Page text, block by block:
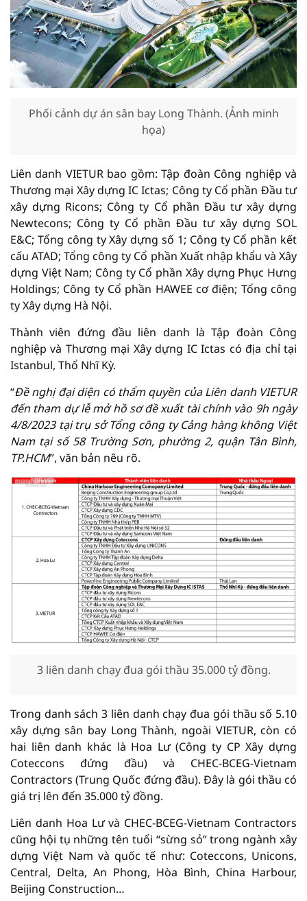
Phối cảnh dự án sân bay Long Thành. (Ảnh minh
họa)
Liên danh VIETUR bao gồm: Tập đoàn Công nghiệp và
Thương mại Xây dựng IC Ictas; Công ty Cổ phần Đầu tư
xây dựng Ricons; Công ty Cổ phần Đầu tư xây dựng
Newtecons; Công ty Cổ phần Đầu tư xây dựng SOL
E&C; Tổng công ty Xây dựng số 1; Công ty Cổ phần kết
cấu ATAD; Tổng công ty Cổ phần Xuất nhập khẩu và Xây
dựng Việt Nam; Công ty Cổ phần Xây dựng Phục Hưng
Holdings; Công ty Cổ phần HAWEE cơ điện; Tổng công
ty Xây dựng Hà Nội.
Thành viên đứng đầu liên danh là Tập đoàn Công
nghiệp và Thương mại Xây dựng IC Ictas có địa chỉ tại
Istanbul, Thổ Nhĩ Kỳ.
“Đề nghị đại diện có thẩm quyền của Liên danh VIETUR
đến tham dự lễ mở hồ sơ đề xuất tài chính vào 9h ngày
4/8/2023 tại trụ sở Tổng công ty Cảng hàng không Việt
Nam tại số 58 Trường Sơn, phường 2, quận Tân Bình,
TP.HCM”, văn bản nêu rõ.
3 liên danh chạy đua gói thầu 35.000 tỷ đồng.
Trong danh sách 3 liên danh chạy đua gói thầu số 5.10
xây dựng sân bay Long Thành, ngoài VIETUR, còn có
hai liên danh khác là Hoa Lư (Công ty CP Xây dựng
Coteccons đứng đầu) và CHEC-BCEG-Vietnam
Contractors (Trung Quốc đứng đầu). Đây là gói thầu có
giá trị lên đến 35.000 tỷ đồng.
Liên danh Hoa Lư và CHEC-BCEG-Vietnam Contractors
cũng hội tụ những tên tuổi “sừng sỏ” trong ngành xây
dựng Việt Nam và quốc tế như: Coteccons, Unicons,
Central, Delta, An Phong, Hòa Bình, China Harbour,
Beijing Construction…